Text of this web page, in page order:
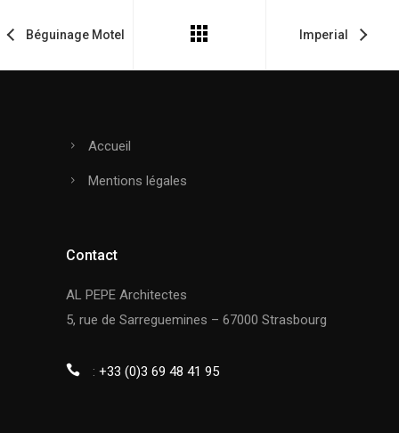
Béguinage Motel Imperial
Accueil
Mentions légales
Contact
AL PEPE Architectes
5, rue de Sarreguemines – 67000 Strasbourg
: +33 (0)3 69 48 41 95